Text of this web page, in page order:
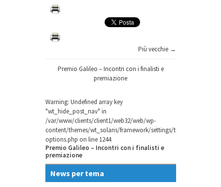
Più vecchie →
Premio Galileo – Incontri con i finalisti e
premiazione
Warning: Undefined array key
"wt_hide_post_nav" in
/var/www/clients/client1/web32/web/wp-
content/themes/wt_solaris/framework/settings/theme-
options.php on line 1244
Premio Galileo – Incontri con i finalisti e
premiazione
News per tema